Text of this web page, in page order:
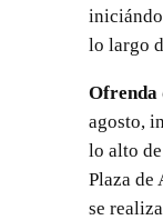
lo largo
Ofrenda
agosto,
lo alto
Plaza de
se